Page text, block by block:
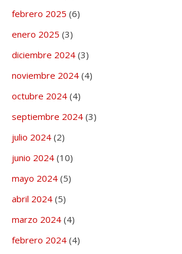
febrero 2025 (6)
enero 2025 (3)
diciembre 2024 (3)
noviembre 2024 (4)
octubre 2024 (4)
septiembre 2024 (3)
julio 2024 (2)
junio 2024 (10)
mayo 2024 (5)
abril 2024 (5)
marzo 2024 (4)
febrero 2024 (4)